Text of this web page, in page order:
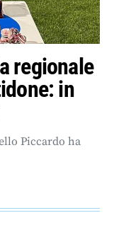
regionale
in
Piccardo ha